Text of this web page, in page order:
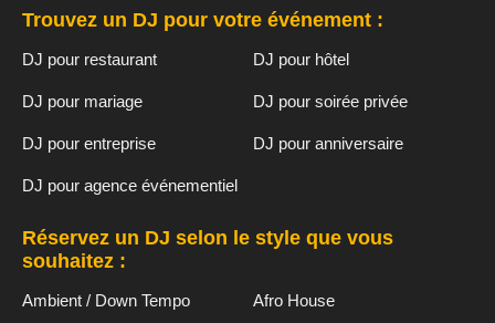
Trouvez un DJ pour votre événement :
DJ pour restaurant DJ pour hôtel
DJ pour mariage DJ pour soirée privée
DJ pour entreprise DJ pour anniversaire
DJ pour agence événementiel
Réservez un DJ selon le style que vous
souhaitez :
Ambient / Down Tempo Afro House